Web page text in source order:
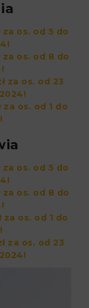
za os. od 5 do
za os. od 8 do
za os. od 23
za os. od 1 do
za os. od 5 do
za os. od 8 do
za os. od 1 do
za os. od 23